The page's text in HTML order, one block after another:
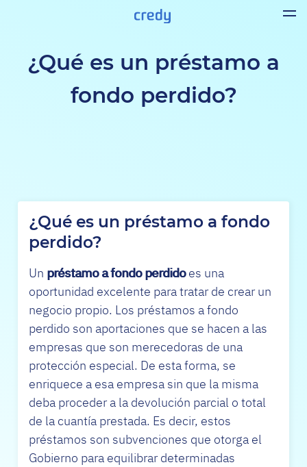
¿Qué es un préstamo a
fondo perdido?
¿Qué es un préstamo a fondo
perdido?
Un préstamo a fondo perdidoes una
oportunidad excelente para tratar de crear un
negocio propio. Los préstamos a fondo
perdido son aportaciones que se hacen a las
empresas que son merecedoras de una
protección especial. De esta forma, se
enriquece a esa empresa sin que la misma
deba proceder a la devolución parcial o total
de la cuantía prestada. Es decir, estos
préstamos son subvenciones que otorga el
Gobierno para equilibrar determinadas